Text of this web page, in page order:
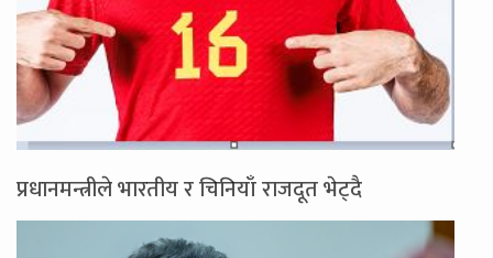
प्रधानमन्त्रीले भारतीय र चिनियाँ राजदूत भेट्दै